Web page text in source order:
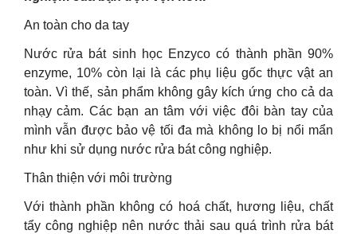
An toàn cho da tay
Nước rửa bát sinh học Enzyco có thành phần 90%
enzyme, 10% còn lại là các phụ liệu gốc thực vật an
toàn. Vì thế, sản phẩm không gây kích ứng cho cả da
nhạy cảm. Các bạn an tâm với việc đôi bàn tay của
mình vẫn được bảo vệ tối đa mà không lo bị nổi mẩn
như khi sử dụng nước rửa bát công nghiệp.
Thân thiện với môi trường
Với thành phần không có hoá chất, hương liệu, chất
tẩy công nghiệp nên nước thải sau quá trình rửa bát